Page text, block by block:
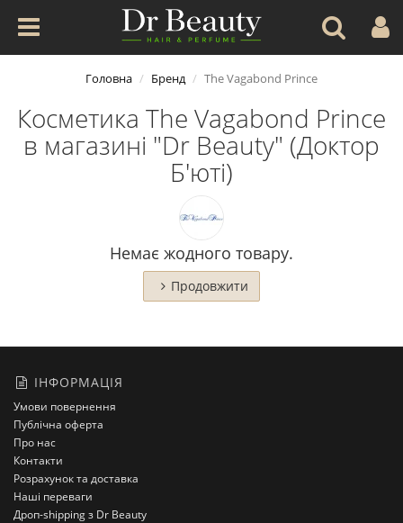
Головна Бренд The Vagabond Prince
Косметика The Vagabond Prince
в магазині "Dr Beauty" (Доктор
Б'юті)
Немає жодного товару.
Продовжити
ІНФОРМАЦІЯ
Умови повернення
Публічна оферта
Про нас
Контакти
Розрахунок та доставка
Наші переваги
Дроп-shipping з Dr Beauty